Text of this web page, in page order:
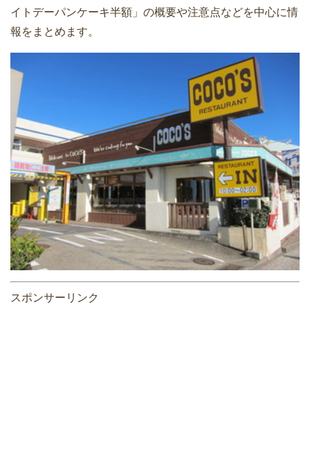
イトデーパンケーキ半額」の概要や注意点などを中心に情
報をまとめます。
スポンサーリンク